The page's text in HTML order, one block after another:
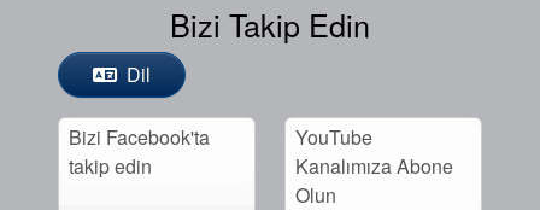
Bizi Takip Edin
Dil
Bizi Facebook'ta
takip edin
YouTube
Kanalımıza Abone
Olun